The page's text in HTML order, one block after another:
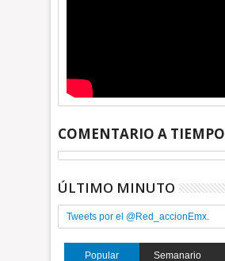
COMENTARIO A TIEMPO
ÚLTIMO MINUTO
Tweets por el @Red_accionEmx.
Popular Semanario